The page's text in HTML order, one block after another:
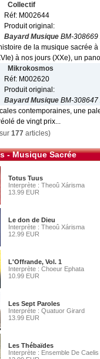
Collectif
Réf: M002644
Produit original:
Bayard Musique BM-308669
de la musique sacrée
à nos jours (XXe), un
Mikrokosmos
Réf: M002620
Produit original:
Bayard Musique BM-308647
contemporaines, une
de vingt prix...
177 articles)
- Musique Sacrée
Totus Tuus
Interprète : Theoû Xárisma
13.99 EUR
Le don de Dieu
Interprète : Theoû Xárisma
12.99 EUR
L'Offrande, Vol. 1
Interprète : Choeur Ephata
10.99 EUR
Les Sept Paroles
Interprète : Quatuor Girard
13.99 EUR
Les Thébaïdes
Interprète : Ensemble De Caelis